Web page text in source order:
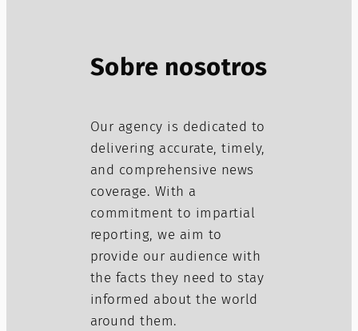
Sobre nosotros
Our agency is dedicated to
delivering accurate, timely,
and comprehensive news
coverage. With a
commitment to impartial
reporting, we aim to
provide our audience with
the facts they need to stay
informed about the world
around them.